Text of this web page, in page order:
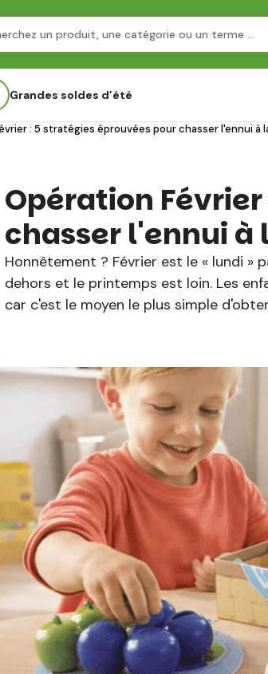
Grandes soldes d’été
: 5 stratégies éprouvées pour chasser l'ennui à
Opération
chasser l'ennui à
Honnêtement ? Février est le « lundi »
dehors et le printemps est loin. Les
car c'est le moyen le plus simple